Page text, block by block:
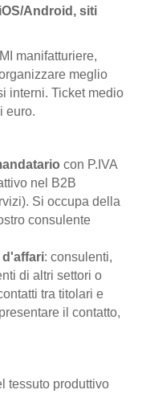
Android, siti
manifatturiere,
meglio
interni. Ticket medio
euro.
con P.IVA
nel B2B
Si occupa della
consulente
d'affari: consulenti,
di altri settori o
tra titolari e
il contatto,
tessuto produttivo